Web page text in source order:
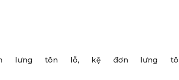
lưng tôn lỗ, kệ đơn lưng